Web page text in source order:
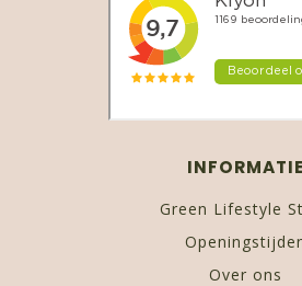
INFORMATIE
Green Lifestyle
Over ons